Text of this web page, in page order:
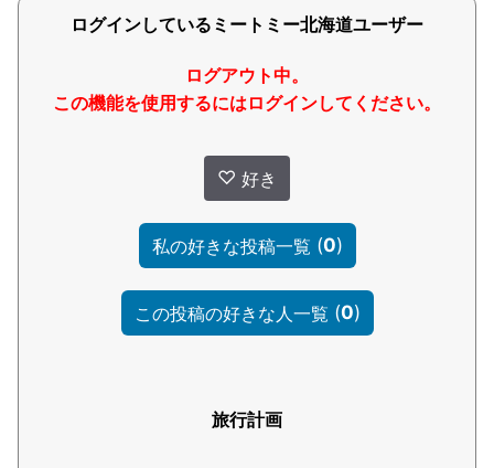
ログインしているミートミー北海道ユーザー
ログアウト中。
この機能を使用するにはログインしてください。
♡ 好き
私の好きな投稿一覧 (0)
この投稿の好きな人一覧 (0)
旅行計画